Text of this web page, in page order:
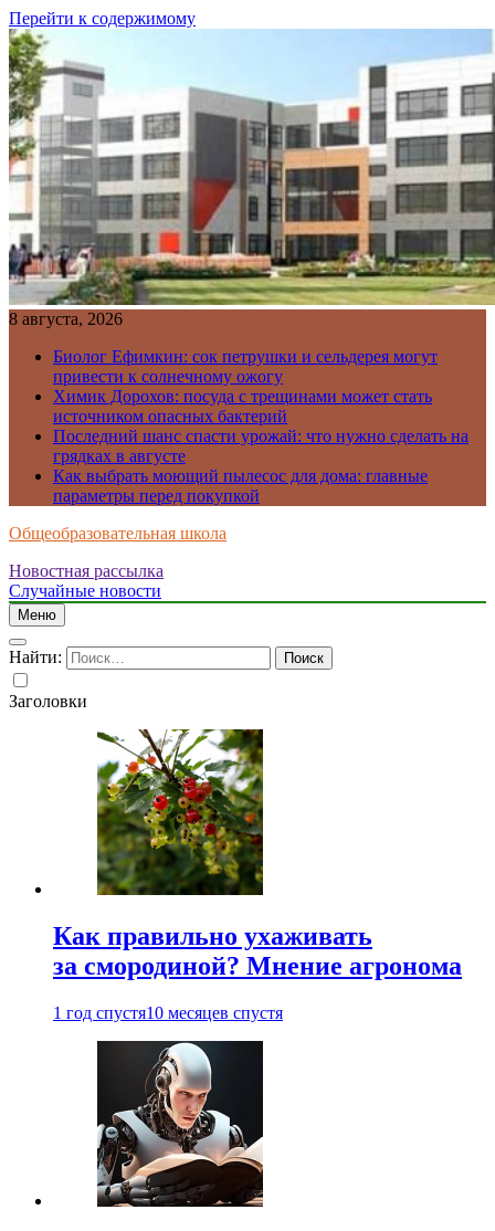
Перейти к содержимому
8 августа, 2026
Биолог Ефимкин: сок петрушки и сельдерея могут
привести к солнечному ожогу
Химик Дорохов: посуда с трещинами может стать
источником опасных бактерий
Последний шанс спасти урожай: что нужно сделать на
грядках в августе
Как выбрать моющий пылесос для дома: главные
параметры перед покупкой
Общеобразовательная школа
Новостная рассылка
Случайные новости
Меню
Найти:
Заголовки
Как правильно ухаживать
за смородиной? Мнение агронома
1 год спустя10 месяцев спустя